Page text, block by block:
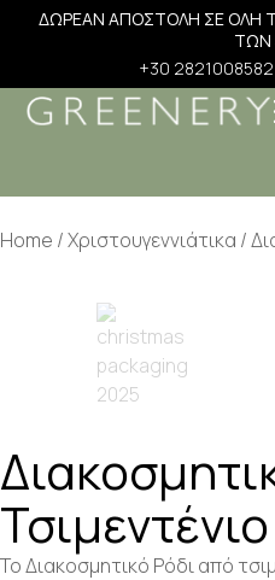
ΔΩΡΕΑΝ ΑΠΟΣΤΟΛΗ ΣΕ ΟΛΗ
ΤΩΝ
+30 2821008582
Home /Χριστουγεννιάτικα /
Τσιμεντένιο
Το Διακοσμητικό Ρόδι από